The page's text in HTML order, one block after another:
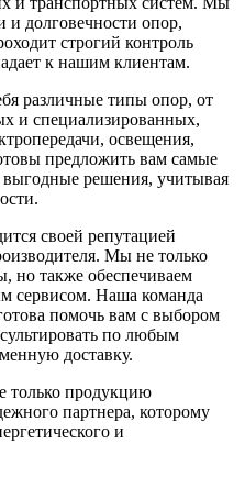
и долговечности опор,
строгий контроль
к нашим клиентам.
различные типы опор, от
и специализированных,
освещения,
предложить вам самые
решения, учитывая
своей репутацией
Мы не только
но также обеспечиваем
сервисом. Наша команда
помочь вам с выбором
по любым
доставку.
только продукцию
партнера, которому
и